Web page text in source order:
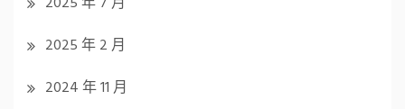
2025 年 2 月
2024 年 11 月